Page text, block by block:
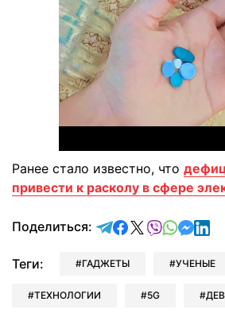
Ранее стало известно, что
привести к расколу в сфере
Поделиться: отправить в
поделиться в
поделиться
Теги: ГАДЖЕТЫ УЧЕНЫЕ
ТЕХНОЛОГИИ 5G